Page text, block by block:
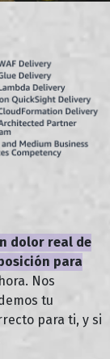
dolor real de
para
Nos
tu
para ti, y si